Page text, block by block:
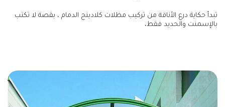
تبدأ حكاية درع الأناقة من تركيب مظلات كلادينج الدمام ، بقصة لا تكتب
بالإسمنت والحديد فقط،